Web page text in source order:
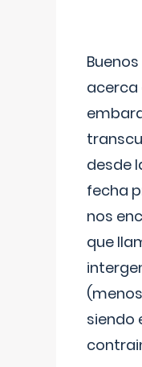
acerca
desde
fecha
nos
que
siendo